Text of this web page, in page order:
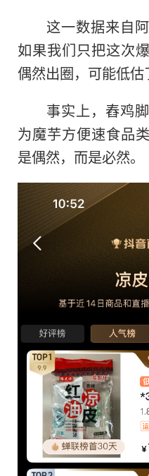
这一数据来自
如果我们只把这次
偶然出圈，可能低估
事实上，舂鸡
为魔芋方便速食品
是偶然，而是必然。